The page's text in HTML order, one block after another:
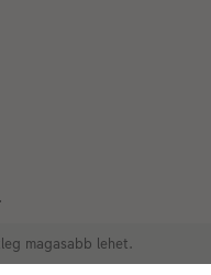
magasabb lehet.